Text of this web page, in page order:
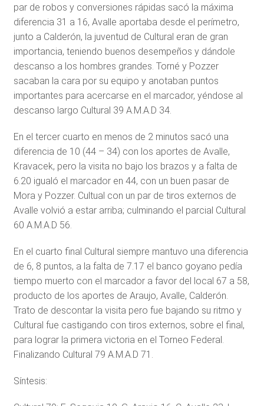
par de robos y conversiones rápidas sacó la máxima
diferencia 31 a 16, Avalle aportaba desde el perímetro,
junto a Calderón, la juventud de Cultural eran de gran
importancia, teniendo buenos desempeños y dándole
descanso a los hombres grandes. Torné y Pozzer
sacaban la cara por su equipo y anotaban puntos
importantes para acercarse en el marcador, yéndose al
descanso largo Cultural 39 A.M.A.D 34.
En el tercer cuarto en menos de 2 minutos sacó una
diferencia de 10 (44 – 34) con los aportes de Avalle,
Kravacek, pero la visita no bajo los brazos y a falta de
6.20 igualó el marcador en 44, con un buen pasar de
Mora y Pozzer. Cultual con un par de tiros externos de
Avalle volvió a estar arriba; culminando el parcial Cultural
60 A.M.A.D 56.
En el cuarto final Cultural siempre mantuvo una diferencia
de 6, 8 puntos, a la falta de 7.17 el banco goyano pedía
tiempo muerto con el marcador a favor del local 67 a 58,
producto de los aportes de Araujo, Avalle, Calderón.
Trato de descontar la visita pero fue bajando su ritmo y
Cultural fue castigando con tiros externos, sobre el final,
para lograr la primera victoria en el Torneo Federal.
Finalizando Cultural 79 A.M.A.D 71.
Síntesis: